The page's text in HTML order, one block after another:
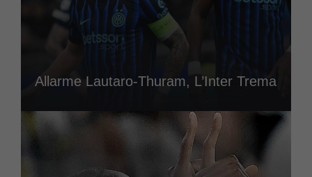
Allarme Lautaro-Thuram, L’Inter Trema